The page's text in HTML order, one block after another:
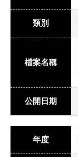
類別
檔案名稱
公開日期
年度